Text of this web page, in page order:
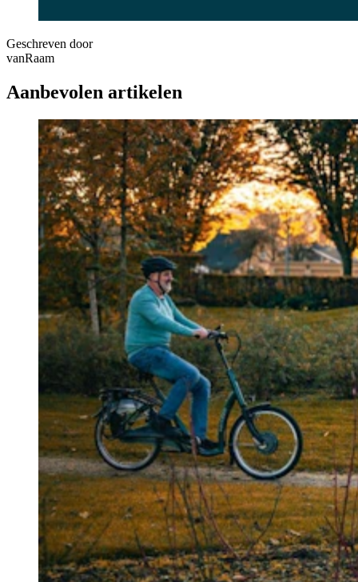
Geschreven door
vanRaam
Aanbevolen artikelen